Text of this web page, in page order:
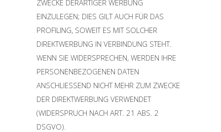
ZWECKE DERARTIGER WERBUNG
EINZULEGEN; DIES GILT AUCH FÜR DAS
PROFILING, SOWEIT ES MIT SOLCHER
DIREKTWERBUNG IN VERBINDUNG STEHT.
WENN SIE WIDERSPRECHEN, WERDEN IHRE
PERSONENBEZOGENEN DATEN
ANSCHLIESSEND NICHT MEHR ZUM ZWECKE
DER DIREKTWERBUNG VERWENDET
(WIDERSPRUCH NACH ART. 21 ABS. 2
DSGVO).